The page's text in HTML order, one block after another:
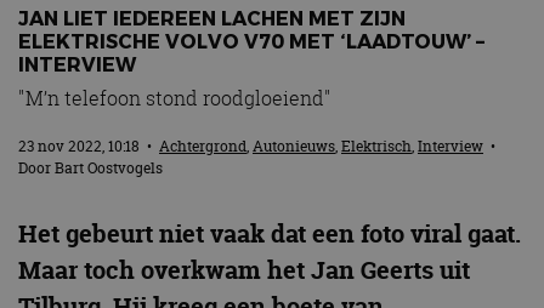
JAN LIET IEDEREEN LACHEN MET ZIJN
ELEKTRISCHE VOLVO V70 MET ‘LAADTOUW’ –
INTERVIEW
"M’n telefoon stond roodgloeiend"
23 nov 2022, 10:18 • Achtergrond,Autonieuws,Elektrisch,Interview •
DoorBart Oostvogels
Het gebeurt niet vaak dat een foto viral gaat.
Maar toch overkwam het Jan Geerts uit